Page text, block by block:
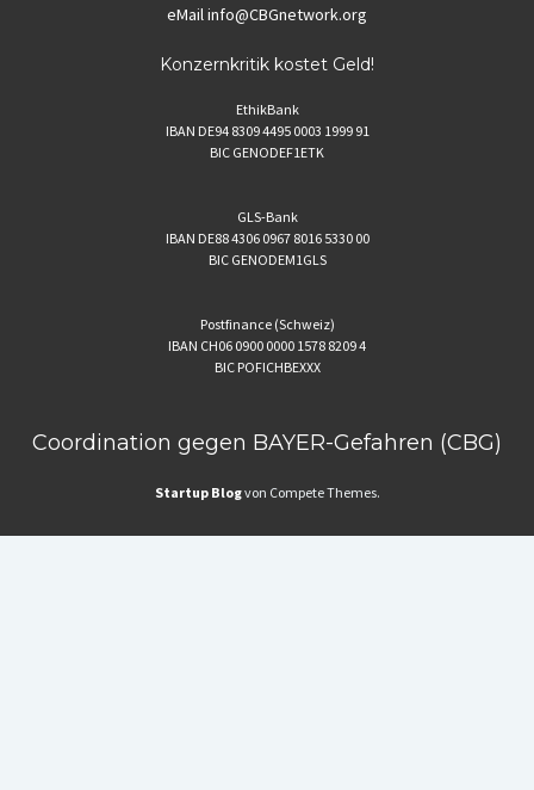
eMailinfo@CBGnetwork.org
Konzernkritik kostet Geld!
EthikBank
IBAN DE94 8309 4495 0003 1999 91
BIC GENODEF1ETK
GLS-Bank
IBAN DE88 4306 0967 8016 5330 00
BIC GENODEM1GLS
Postfinance (Schweiz)
IBAN CH06 0900 0000 1578 8209 4
BIC POFICHBEXXX
Coordination gegen BAYER-Gefahren (CBG)
Startup Blogvon Compete Themes.